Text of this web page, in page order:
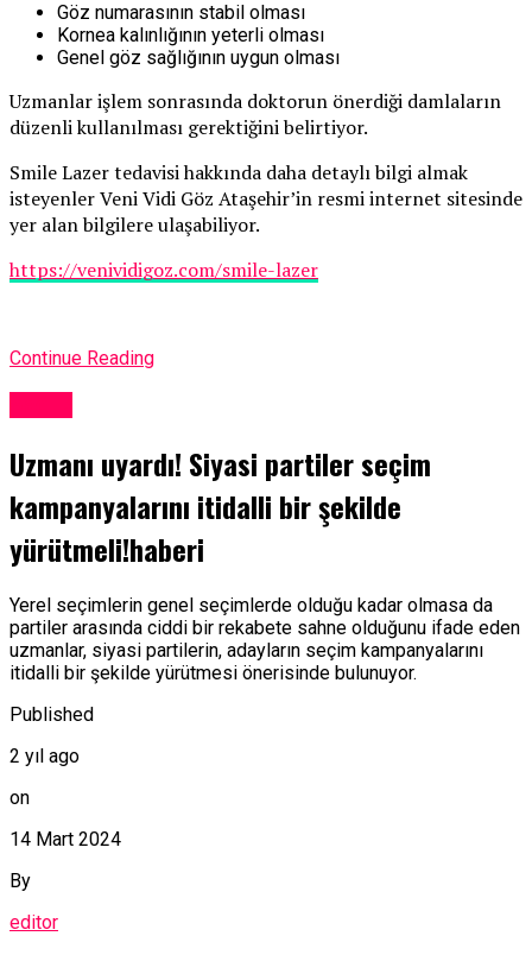
Göz numarasının stabil olması
Kornea kalınlığının yeterli olması
Genel göz sağlığının uygun olması
Uzmanlar işlem sonrasında doktorun önerdiği damlaların
düzenli kullanılması gerektiğini belirtiyor.
Smile Lazer tedavisi hakkında daha detaylı bilgi almak
isteyenler Veni Vidi Göz Ataşehir’in resmi internet sitesinde
yer alan bilgilere ulaşabiliyor.
https://venividigoz.com/smile-lazer
Continue Reading
Uzmanı uyardı! Siyasi partiler seçim
kampanyalarını itidalli bir şekilde
yürütmeli!haberi
Yerel seçimlerin genel seçimlerde olduğu kadar olmasa da
partiler arasında ciddi bir rekabete sahne olduğunu ifade eden
uzmanlar, siyasi partilerin, adayların seçim kampanyalarını
itidalli bir şekilde yürütmesi önerisinde bulunuyor.
Published
2 yıl ago
on
14 Mart 2024
By
editor